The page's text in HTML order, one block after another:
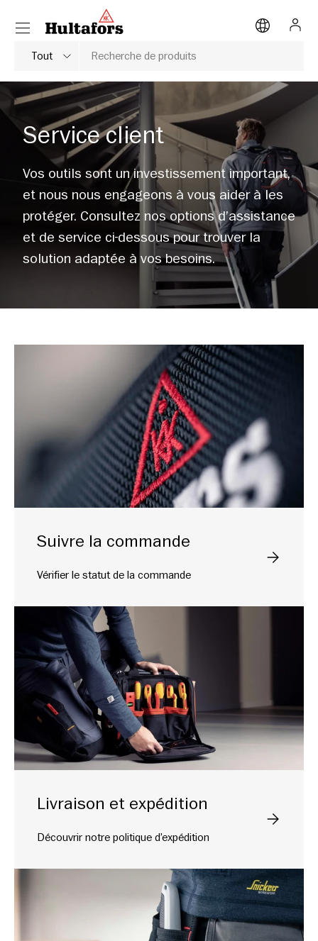
ALLER AU CONTENU
Rechercher
Type de produit
Tout
Se
Menu
Service client
Vos outils sont un investissement important,
et nous nous engageons à vous aider à les
protéger. Consultez nos options d’assistance
et de service ci-dessous pour trouver la
solution adaptée à vos besoins.
Suivre la commande
Vérifier le statut de la commande
Veuillez
Livraison et expédition
Découvrir notre politique d’expédition
Veuillez